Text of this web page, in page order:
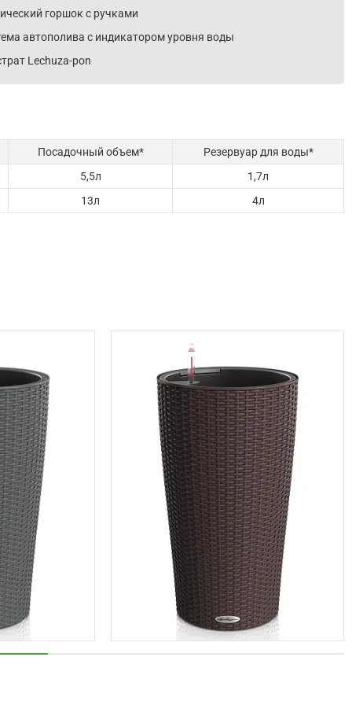
горшок с ручками
автополива с индикатором уровня воды
Lechuza-pon
Посадочный объем*
Резервуар для воды*
5,5л
1,7л
13л
4л